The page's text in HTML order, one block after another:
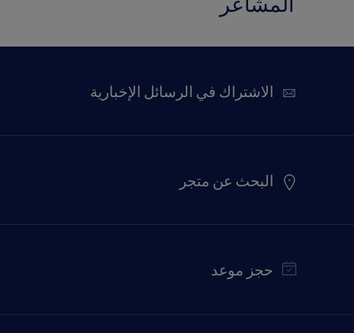
المشاعر
الاشتراك في الرسائل الإخبارية
البحث عن متجر
حجز موعد